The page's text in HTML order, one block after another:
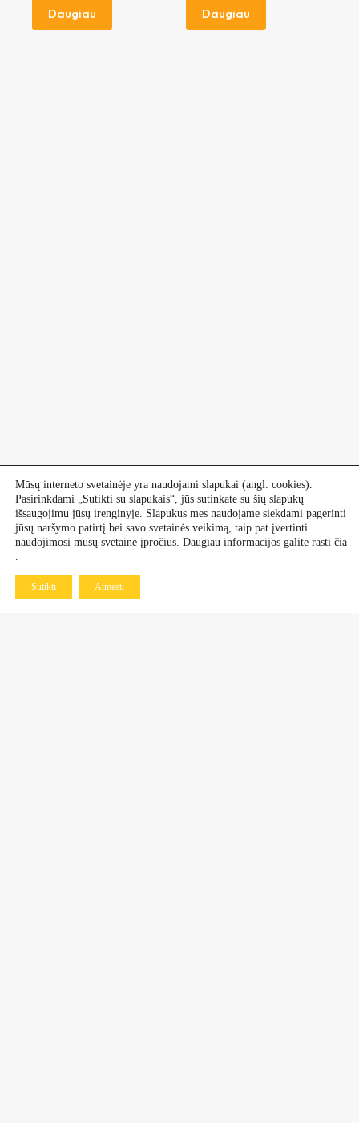
Daugiau Daugiau
Mūsų interneto svetainėje yra naudojami slapukai (angl. cookies).
Pasirinkdami „Sutikti su slapukais“, jūs sutinkate su šių slapukų
išsaugojimu jūsų įrenginyje. Slapukus mes naudojame siekdami pagerinti
jūsų naršymo patirtį bei savo svetainės veikimą, taip pat įvertinti
naudojimosi mūsų svetaine įpročius. Daugiau informacijos galite rasti čia
.
Sutikti Atmesti